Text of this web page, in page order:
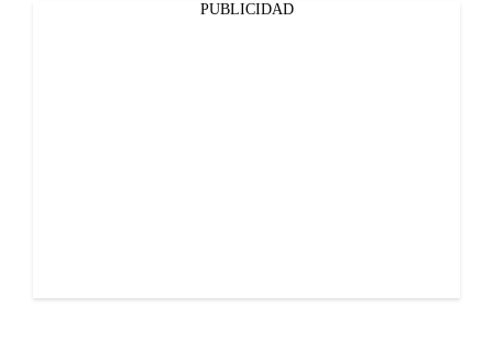
PUBLICIDAD